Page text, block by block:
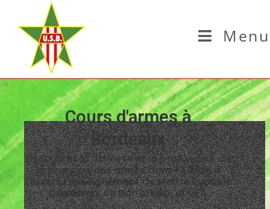
Menu
Cours d'armes à
Bordeaux
Découvrez la richesse et la profondeur de
la pratique des armes dans l’Aïkido à
travers l’enseignement deMaîtreLudovic
Caudéran, 6e Dan Aïkikaï et UFA.